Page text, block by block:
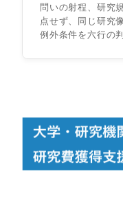
問いの射程、研究
点せず、同じ研究
例外条件を六行の